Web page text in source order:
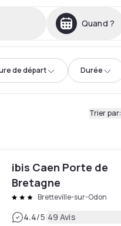
Quand ?
de départ Durée
Trier par:
ibis Caen Porte de
Bretagne
Bretteville-sur-Odon
4.4/5|49 Avis